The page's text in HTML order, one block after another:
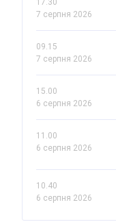
17.30
7 серпня 2026
09.15
7 серпня 2026
15.00
6 серпня 2026
11.00
6 серпня 2026
10.40
6 серпня 2026